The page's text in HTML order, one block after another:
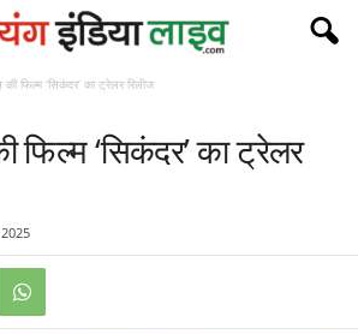
फिल्म ‘सिकंदर’ का ट्रेलर रिलीज
फिल्म ‘सिकंदर’ का ट्रेलर